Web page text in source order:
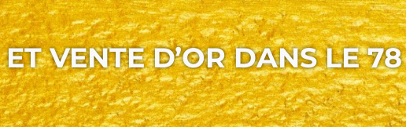
VENTE D’OR DANS LE 78